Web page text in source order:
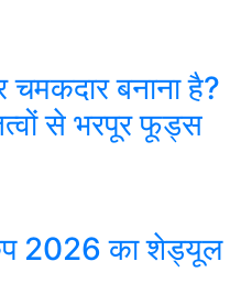
चमकदार बनाना है?
से भरपूर फूड्स
2026 का शेड्यूल